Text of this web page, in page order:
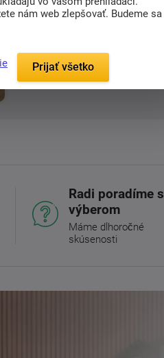
Název vznikl tak trochu hravě,
značka, pod kterouuž více než
A i když je název otočený naruby,
a jednoduchý - poradit a
Radi poradíme s
výberom
Máme dlhoročné
skúsenosti
nám web zlepšovať. Budeme
Prijať všetko